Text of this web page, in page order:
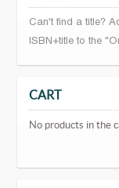
Can't find a title?
ISBN+title to the
CART
No products in the